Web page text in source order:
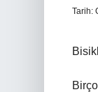
Tarih: